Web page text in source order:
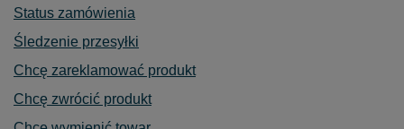
Status zamówienia
Śledzenie przesyłki
Chcę zareklamować produkt
Chcę zwrócić produkt